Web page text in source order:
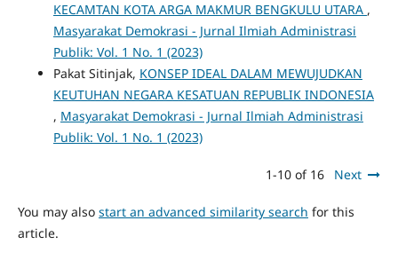
KECAMTAN KOTA ARGA MAKMUR BENGKULU UTARA ,
Masyarakat Demokrasi - Jurnal Ilmiah Administrasi
Publik: Vol. 1 No. 1 (2023)
Pakat Sitinjak, KONSEP IDEAL DALAM MEWUJUDKAN
KEUTUHAN NEGARA KESATUAN REPUBLIK INDONESIA
, Masyarakat Demokrasi - Jurnal Ilmiah Administrasi
Publik: Vol. 1 No. 1 (2023)
1-10 of 16 Next
You may also start an advanced similarity search for this
article.